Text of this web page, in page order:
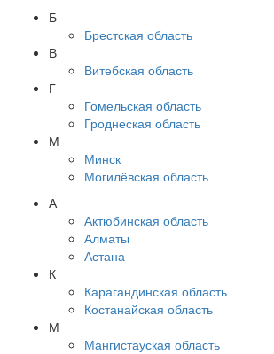
Б
Брестская область
В
Витебская область
Г
Гомельская область
Гроднеская область
М
Минск
Могилёвская область
А
Актюбинская область
Алматы
Астана
К
Карагандинская область
Костанайская область
М
Мангистауская область